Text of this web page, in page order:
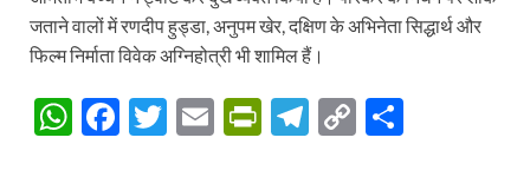
जताने वालों में रणदीप हुड्डा, अनुपम खेर, दक्षिण के अभिनेता सिद्धार्थ और
फिल्म निर्माता विवेक अग्निहोत्री भी शामिल हैं।
W F
T
E
P
T
C